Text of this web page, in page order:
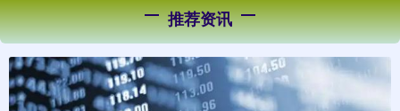
推荐资讯